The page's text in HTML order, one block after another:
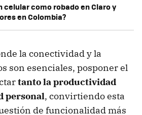
celular como robado en Claro y
en Colombia?
la conectividad y la
son esenciales, posponer el
tanto la productividad
personal, convirtiendo esta
de funcionalidad más